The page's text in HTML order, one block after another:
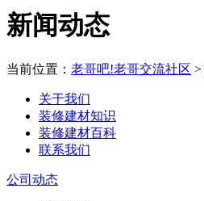
新闻动态
当前位置： 老哥吧!老哥交流社区 >
关于我们
装修建材知识
装修建材百科
联系我们
公司动态